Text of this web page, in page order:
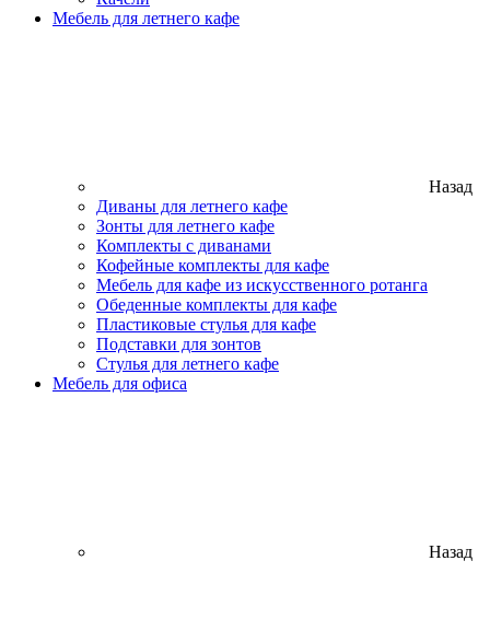
Мебель для летнего кафе
Назад
Диваны для летнего кафе
Зонты для летнего кафе
Комплекты с диванами
Кофейные комплекты для кафе
Мебель для кафе из искусственного ротанга
Обеденные комплекты для кафе
Пластиковые стулья для кафе
Подставки для зонтов
Стулья для летнего кафе
Мебель для офиса
Назад